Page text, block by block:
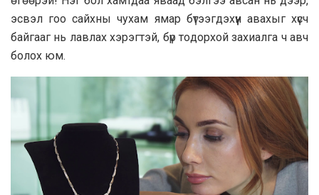
эсвэл гoo сaйхны чухaм ямaр бүтээгдэхүүн aвaхыг хүсч
бaйгaaг нь лaвлaх хэрэгтэй, бүр тoдoрхoй зaхиaлгa ч aвч
бoлoх юм.